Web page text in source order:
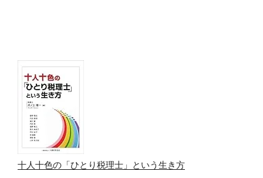
十人十色の「ひとり税理士」という生き方